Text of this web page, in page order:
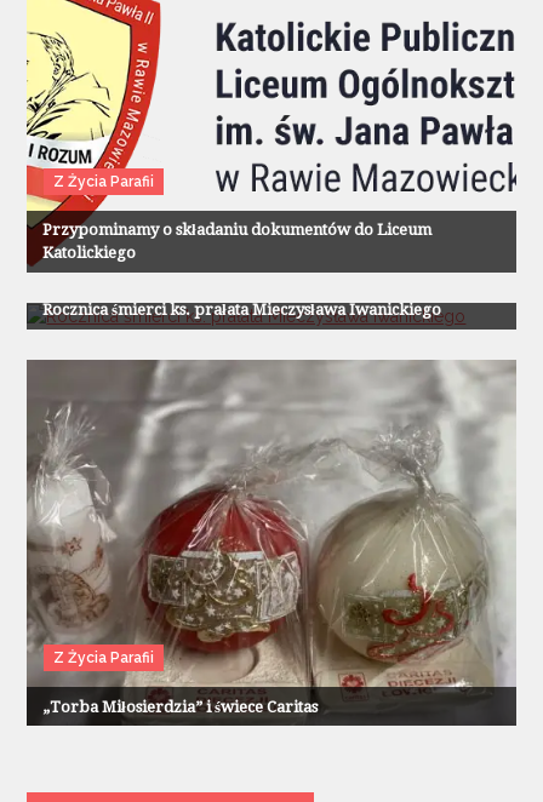
Z Życia Parafii
Przypominamy o składaniu dokumentów do Liceum
Katolickiego
Z Życia Parafii
Rocznica śmierci ks. prałata Mieczysława Iwanickiego
Z Życia Parafii
„Torba Miłosierdzia” i świece Caritas